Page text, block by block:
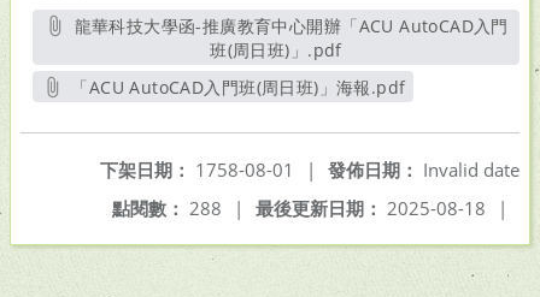
班(周日班)」.pdf另開新視窗
「ACU AutoCAD入門班(周日班)」海報.pdf
發佈日期： Invalid date
下架日期： 1758-08-01
|
最後更新日期： 2025-08-18 |
點閱數： 288 |